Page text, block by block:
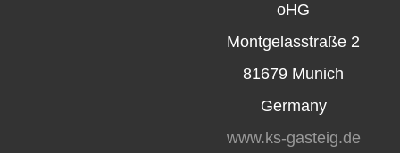
oHG
Montgelasstraße 2
81679 Munich
Germany
www.ks-gasteig.de